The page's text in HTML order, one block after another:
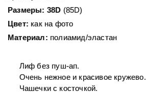
Размеры: 38D (85D)
Цвет: как на фото
Материал: полиамид/эластан
Лиф без пуш-ап.
Очень нежное и красивое кружево.
Чашечки с косточкой.